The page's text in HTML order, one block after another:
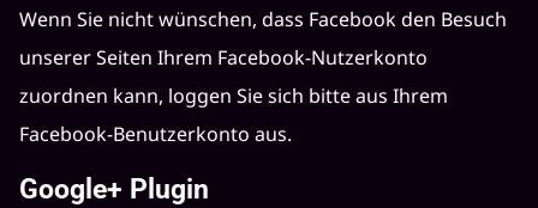
Wenn Sie nicht wünschen, dass Facebook den Besuch
unserer Seiten Ihrem Facebook-Nutzerkonto
zuordnen kann, loggen Sie sich bitte aus Ihrem
Facebook-Benutzerkonto aus.
Google+ Plugin